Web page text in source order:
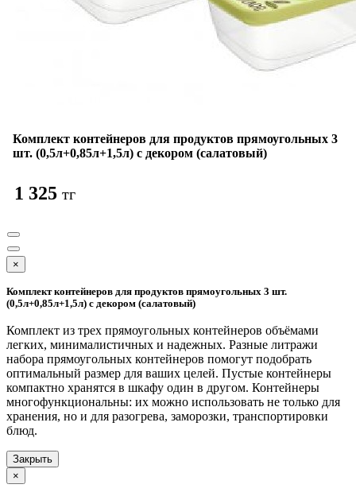
Комплект контейнеров для продуктов прямоугольных 3
шт. (0,5л+0,85л+1,5л) с декором (салатовый)
1 325 тг
×
Комплект контейнеров для продуктов прямоугольных 3 шт.
(0,5л+0,85л+1,5л) с декором (салатовый)
Комплект из трех прямоугольных контейнеров объёмами
легких, минималистичных и надежных. Разные литражи
набора прямоугольных контейнеров помогут подобрать
оптимальный размер для ваших целей. Пустые контейнеры
компактно хранятся в шкафу один в другом. Контейнеры
многофункциональны: их можно использовать не только для
хранения, но и для разогрева, заморозки, транспортировки
блюд.
Закрыть
×